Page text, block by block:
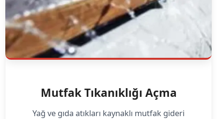
Mutfak Tıkanıklığı Açma
Yağ ve gıda atıkları kaynaklı mutfak gideri